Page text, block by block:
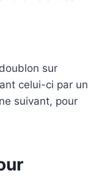
sur
celui-ci par un
suivant, pour